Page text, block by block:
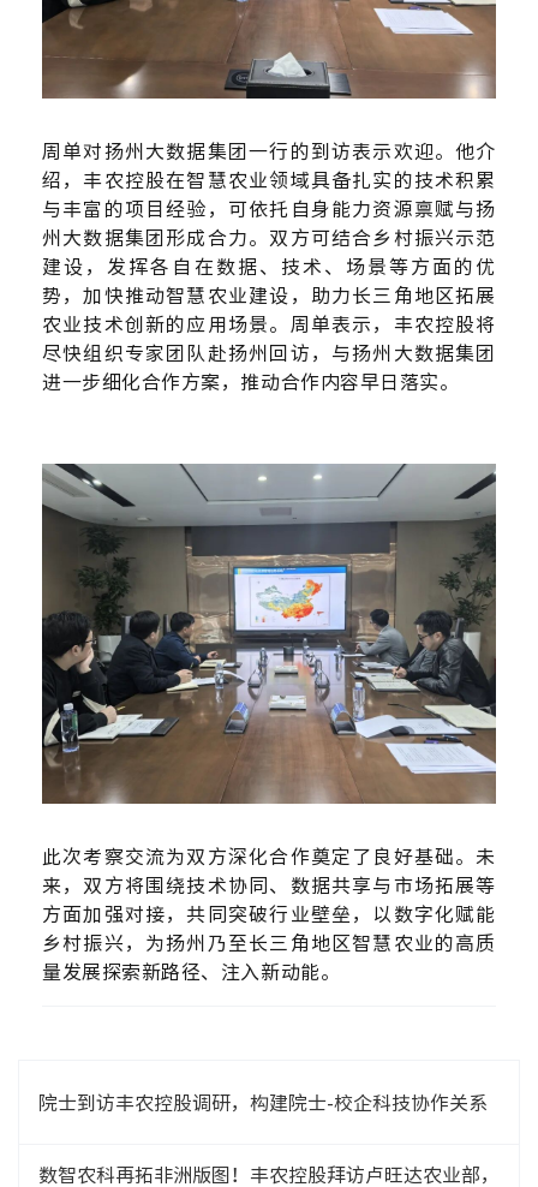
周单对扬州大数据集团一行的到访表示欢迎。他介
绍，丰农控股在智慧农业领域具备扎实的技术积累
与丰富的项目经验，可依托自身能力资源禀赋与扬
州大数据集团形成合力。双方可结合乡村振兴示范
建设，发挥各自在数据、技术、场景等方面的优
势，加快推动智慧农业建设，助力长三角地区拓展
农业技术创新的应用场景。周单表示，丰农控股将
尽快组织专家团队赴扬州回访，与扬州大数据集团
进一步细化合作方案，推动合作内容早日落实。
此次考察交流为双方深化合作奠定了良好基础。未
来，双方将围绕技术协同、数据共享与市场拓展等
方面加强对接，共同突破行业壁垒，以数字化赋能
乡村振兴，为扬州乃至长三角地区智慧农业的高质
量发展探索新路径、注入新动能。
院士到访丰农控股调研，构建院士-校企科技协作关系
数智农科再拓非洲版图！丰农控股拜访卢旺达农业部，